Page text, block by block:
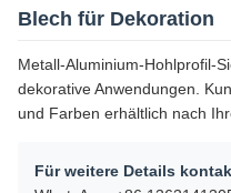
Blech für Dekoration
Metall-Aluminium-Hohlprofil-
dekorative Anwendungen.
und Farben erhältlich nach
Für weitere Details